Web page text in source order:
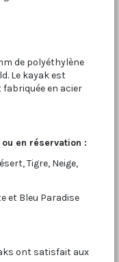
de polyéthylène
Le kayak est
en acier
en réservation :
Tigre, Neige,
et Bleu Paradise
ont satisfait aux